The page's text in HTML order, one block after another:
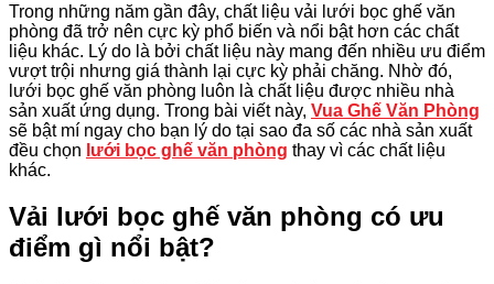
Trong những năm gần đây, chất liệu vải lưới bọc ghế văn
phòng đã trở nên cực kỳ phổ biến và nổi bật hơn các chất
liệu khác. Lý do là bởi chất liệu này mang đến nhiều ưu điểm
vượt trội nhưng giá thành lại cực kỳ phải chăng. Nhờ đó,
lưới bọc ghế văn phòng luôn là chất liệu được nhiều nhà
sản xuất ứng dụng. Trong bài viết này, Vua Ghế Văn Phòng
sẽ bật mí ngay cho bạn lý do tại sao đa số các nhà sản xuất
đều chọn lưới bọc ghế văn phòng thay vì các chất liệu
khác.
Vải lưới bọc ghế văn phòng có ưu
điểm gì nổi bật?